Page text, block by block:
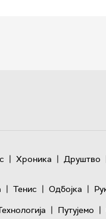
| Хроника | Друштво
| Тенис | Одбојка |
| Путујемо |